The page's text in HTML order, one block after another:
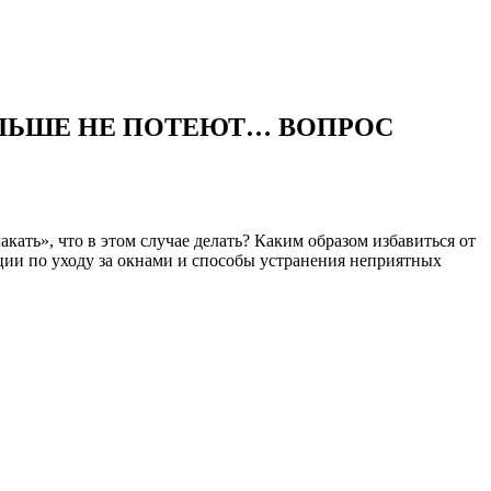
НЕ ПОТЕЮТ… ВОПРОС
что в этом случае делать? Каким образом избавиться от
по уходу за окнами и способы устранения неприятных